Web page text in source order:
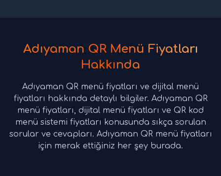
Adıyaman QR Menü Fiyatları
Hakkında
Adıyaman QR menü fiyatları ve dijital menü
fiyatları hakkında detaylı bilgiler. Adıyaman QR
menü fiyatları, dijital menü fiyatları ve QR kod
menü sistemi fiyatları konusunda sıkça sorulan
sorular ve cevapları. Adıyaman QR menü fiyatları
için merak ettiğiniz her şey burada.